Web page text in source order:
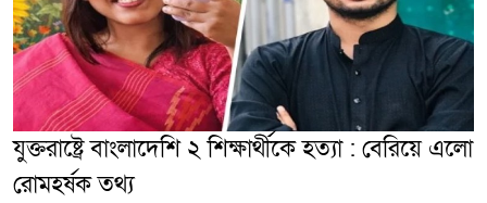
যুক্তরাষ্ট্রে বাংলাদেশি ২ শিক্ষার্থীকে হত্যা : বেরিয়ে এলো
রোমহর্ষক তথ্য